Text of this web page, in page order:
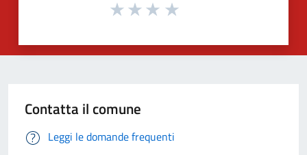
Contatta il comune
Leggi le domande frequenti